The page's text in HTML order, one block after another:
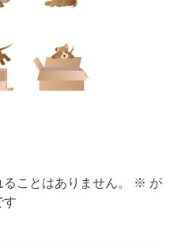
ことはありません。 ※ が
す